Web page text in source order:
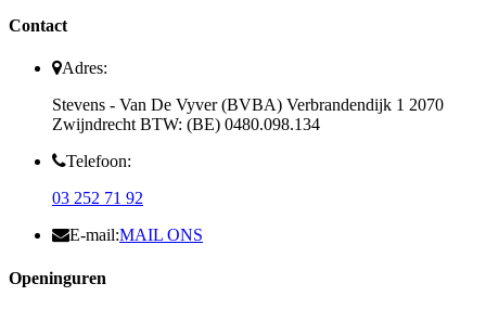
Contact
Adres:
Stevens - Van De Vyver (BVBA) Verbrandendijk 1 2070
Zwijndrecht BTW: (BE) 0480.098.134
Telefoon:
03 252 71 92
E-mail:MAIL ONS
Openinguren